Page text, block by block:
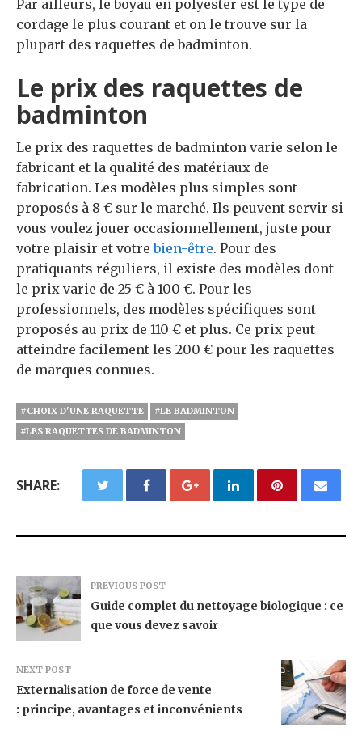
Par ailleurs, le boyau en polyester est le type de
cordage le plus courant et on le trouve sur la
plupart des raquettes de badminton.
Le prix des raquettes de
badminton
Le prix des raquettes de badminton varie selon le
fabricant et la qualité des matériaux de
fabrication. Les modèles plus simples sont
proposés à 8 € sur le marché. Ils peuvent servir si
vous voulez jouer occasionnellement, juste pour
votre plaisir et votrebien-être. Pour des
pratiquants réguliers, il existe des modèles dont
le prix varie de 25 € à 100 €. Pour les
professionnels, des modèles spécifiques sont
proposés au prix de 110 € et plus. Ce prix peut
atteindre facilement les 200 € pour les raquettes
de marques connues.
#CHOIX D'UNE RAQUETTE
#LE BADMINTON
#LES RAQUETTES DE BADMINTON
SHARE:
PREVIOUS POST
Guide complet du nettoyage biologique : ce
que vous devez savoir
NEXT POST
Externalisation de force de vente
: principe, avantages et inconvénients